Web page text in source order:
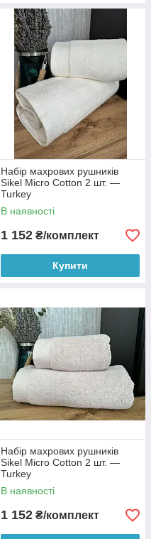
Набір махрових рушників
Sikel Micro Cotton 2 шт. —
Turkey
В наявності
1 152 ₴/комплект
Купити
Набір махрових рушників
Sikel Micro Cotton 2 шт. —
Turkey
В наявності
1 152 ₴/комплект